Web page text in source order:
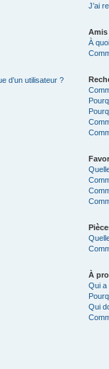
d’un utilisateur ?
J’ai
À
À
Qui a
Qui